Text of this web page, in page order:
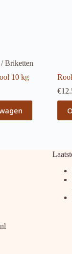
Briketten
10 kg
€
Dit
heeft
optie